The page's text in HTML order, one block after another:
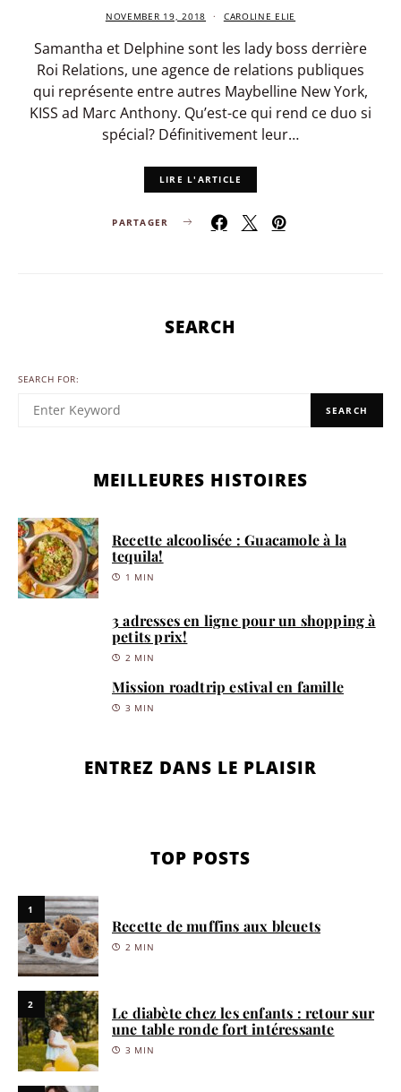
NOVEMBER 19, 2018 CAROLINE ELIE
Samantha et Delphine sont les lady boss derrière
Roi Relations, une agence de relations publiques
qui représente entre autres Maybelline New York,
KISS ad Marc Anthony. Qu’est-ce qui rend ce duo si
spécial? Définitivement leur…
LIRE L'ARTICLE
PARTAGER
SEARCH
SEARCH FOR:
SEARCH
MEILLEURES HISTOIRES
Recette alcoolisée : Guacamole à la
tequila!
1 MIN
3 adresses en ligne pour un shopping à
petits prix!
2 MIN
Mission roadtrip estival en famille
3 MIN
ENTREZ DANS LE PLAISIR
TOP POSTS
1
Recette de muffins aux bleuets
2 MIN
2
Le diabète chez les enfants : retour sur
une table ronde fort intéressante
3 MIN